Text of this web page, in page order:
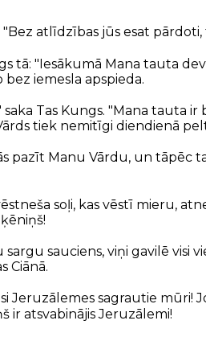
"Bez atlīdzības jūs esat
tā: "Iesākumā Mana tauta
iemesla apspieda.
Tas Kungs. "Mana tauta
tiek nemitīgi diendienā
pazīt Manu Vārdu, un tāpēc
soļi, kas vēstī mieru,
ķēniņš!
sauciens, viņi gavilē visi
Ciānā.
Jeruzālemes sagrautie mūri!
ir atsvabinājis Jeruzālemi!